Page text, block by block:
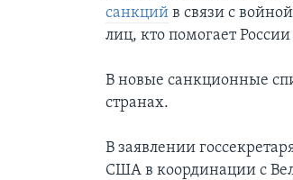
санкций в связи с
лиц, кто помогает
В новые санкционные
странах.
В заявлении
США в координации с